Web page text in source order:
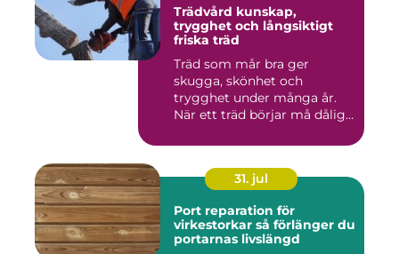
Trädvård kunskap,
trygghet och långsiktigt
friska träd
Träd som mår bra ger
skugga, skönhet och
trygghet under många år.
När ett träd börjar må dåligt
31. jul
Port reparation för
virkestorkar så förlänger du
portarnas livslängd